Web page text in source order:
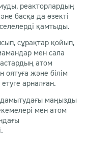
реакторлардың
басқа да өзекті
қамтыды.
сұрақтар қойып,
мен сала
атом
және білім
арналған.
дамытудағы маңызды
мен атом